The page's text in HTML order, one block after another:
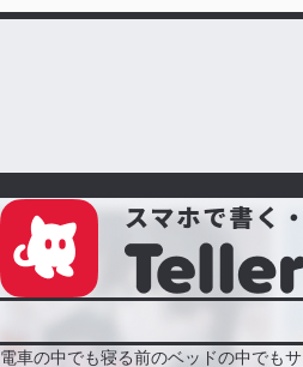
電車の中でも寝る前のベッドの中でもサ